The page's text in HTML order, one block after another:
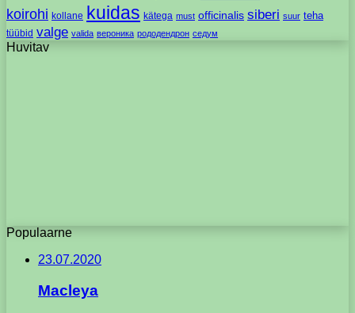
koirohi kollane kuidas kätega must officinalis siberi suur teha
tüübid valge valida вероника рододендрон седум
Huvitav
Populaarne
23.07.2020
Macleya